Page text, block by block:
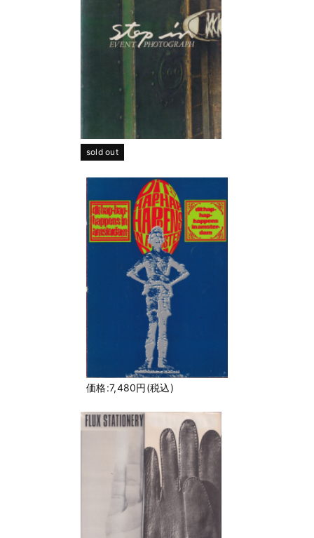
sold out
価格:7,480円(税込)